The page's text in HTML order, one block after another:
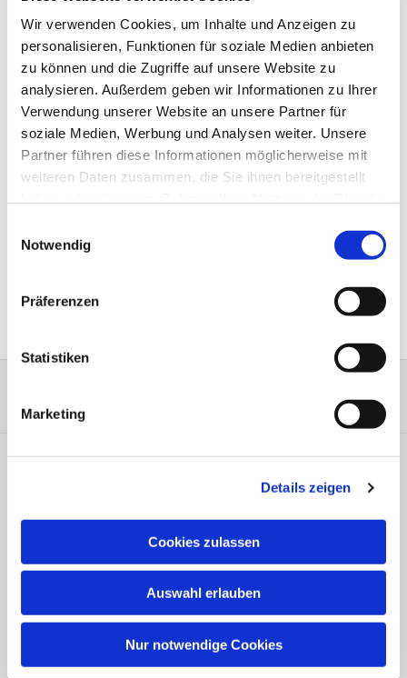
Wir verwenden Cookies, um Inhalte und Anzeigen zu
personalisieren, Funktionen für soziale Medien anbieten
zu können und die Zugriffe auf unsere Website zu
analysieren. Außerdem geben wir Informationen zu Ihrer
Verwendung unserer Website an unsere Partner für
soziale Medien, Werbung und Analysen weiter. Unsere
Partner führen diese Informationen möglicherweise mit
weiteren Daten zusammen, die Sie ihnen bereitgestellt
Notwendig
Präferenzen
Statistiken
Marketing
Details zeigen
Cookies zulassen
Auswahl erlauben
Nur notwendige Cookies
Dr. Frank Stückemann (Soest)
Katja Wiebe (Detmold)
Dr. Uta Wiggermann (Münster)
Der Verein
Verein für Westfälische Kirchengeschichte e.V.
Altstädter Kirchplatz 5
33602 Bielefeld
Telefax: (0521) 594-267
Internet:http://www.vwkg.de
info@vwkg.de
Kontakt
Kirchengeschichte e.V.